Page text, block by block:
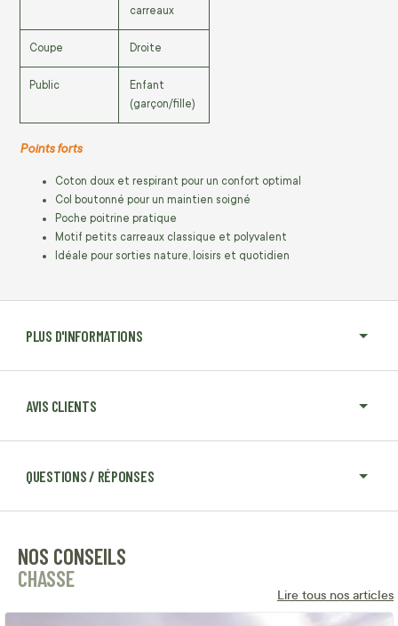
PLUS D'INFORMATIONS
AVIS CLIENTS
QUESTIONS / RÉPONSES
carreaux
Coupe Droite
Public
Enfant
(garçon/fille)
Points forts
Coton doux et respirant pour un confort optimal
Col boutonné pour un maintien soigné
Poche poitrine pratique
Motif petits carreaux classique et polyvalent
Idéale pour sorties nature, loisirs et quotidien
NOS CONSEILS
CHASSE
Lire tous nos articles